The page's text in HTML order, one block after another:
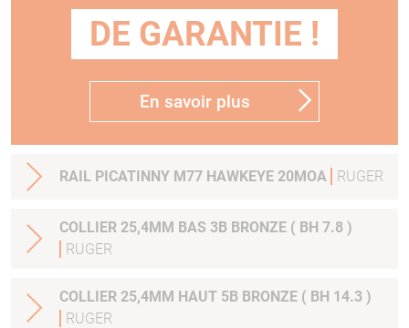
DE GARANTIE !
En savoir plus
RAIL PICATINNY M77 HAWKEYE 20MOA RUGER
COLLIER 25,4MM BAS 3B BRONZE ( BH 7.8 )
RUGER
COLLIER 25,4MM HAUT 5B BRONZE ( BH 14.3 )
RUGER